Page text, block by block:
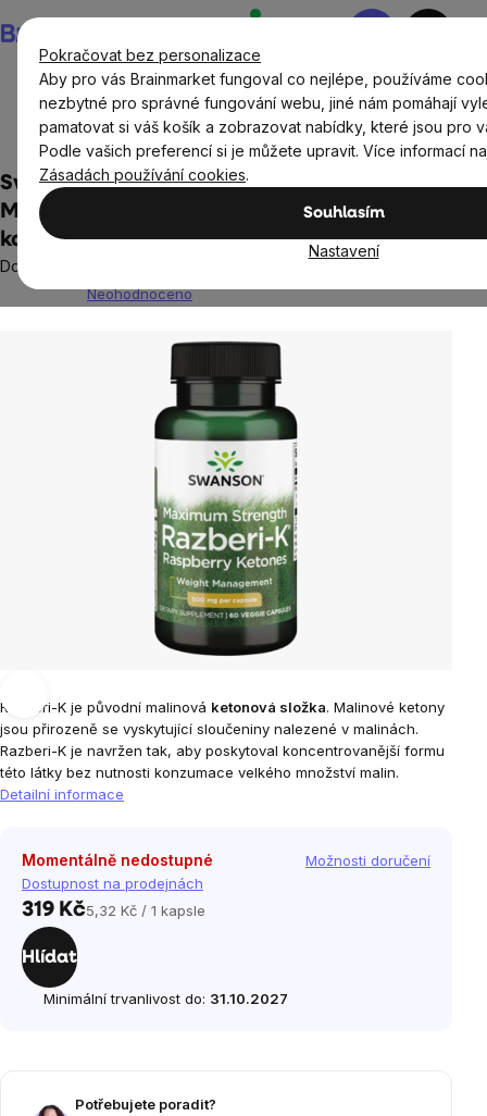
Pokračovat bez personalizace
Aby pro vás Brainmarket fungoval co nejlépe, používáme
nezbytné pro správné fungování webu, jiné nám pomáhají
pamatovat si váš košík a zobrazovat nabídky, které jsou pro
Podle vašich preferencí si je můžete upravit. Více informací
Zásadách používání cookies.
Souhlasím
Nastavení
na
obsah
Nákupní
Doplňky stravy a výživa
Swanson Maximum Strength Razberi-K,
Malinové ketony, 500 mg, 60 rostlinných
kapslí
Doplněk stravy
Průměrné
Neohodnoceno
Razberi-K je původní malinová ketonová složka. Malinové ketony
jsou přirozeně se vyskytující sloučeniny nalezené v malinách.
Razberi-K je navržen tak, aby poskytoval koncentrovanější formu
této látky bez nutnosti konzumace velkého množství malin.
Detailní informace
Momentálně nedostupné
Dostupnost na prodejnách
Možnosti doručení
319 KčMěrná
5,32 Kč / 1 kapsle
Hlídat
Minimální trvanlivost do: 31.10.2027
Potřebujete poradit?